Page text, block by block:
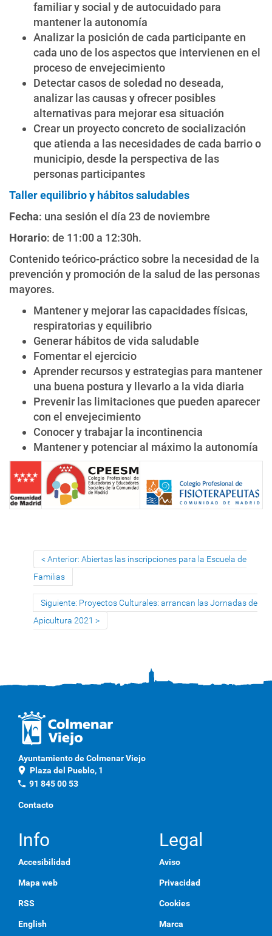
familiar y social y de autocuidado para
mantener la autonomía
Analizar la posición de cada participante en
cada uno de los aspectos que intervienen en el
proceso de envejecimiento
Detectar casos de soledad no deseada,
analizar las causas y ofrecer posibles
alternativas para mejorar esa situación
Crear un proyecto concreto de socialización
que atienda a las necesidades de cada barrio o
municipio, desde la perspectiva de las
personas participantes
Taller equilibrio y hábitos saludables
Fecha: una sesión el día 23 de noviembre
Horario: de 11:00 a 12:30h.
Contenido teórico-práctico sobre la necesidad de la
prevención y promoción de la salud de las personas
mayores.
Mantener y mejorar las capacidades físicas,
respiratorias y equilibrio
Generar hábitos de vida saludable
Fomentar el ejercicio
Aprender recursos y estrategias para mantener
una buena postura y llevarlo a la vida diaria
Prevenir las limitaciones que pueden aparecer
con el envejecimiento
Conocer y trabajar la incontinencia
Mantener y potenciar al máximo la autonomía
Anterior: Abiertas las inscripciones para la Escuela de
Familias
Siguiente: Proyectos Culturales: arrancan las Jornadas de
Apicultura 2021
Ayuntamiento de Colmenar Viejo
location_on Plaza del Pueblo, 1
phone 91 845 00 53
Contacto
Info
Accesibilidad
Mapa web
RSS
English
Legal
Aviso
Privacidad
Cookies
Marca